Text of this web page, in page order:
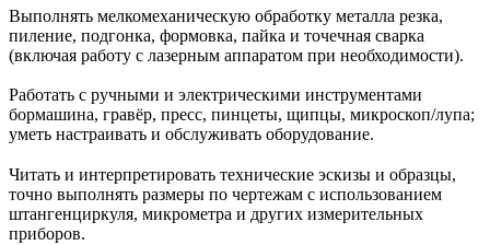
Выполнять мелкомеханическую обработку металла резка,
пиление, подгонка, формовка, пайка и точечная сварка
(включая работу с лазерным аппаратом при необходимости).
Работать с ручными и электрическими инструментами
бормашина, гравёр, пресс, пинцеты, щипцы, микроскоп/лупа;
уметь настраивать и обслуживать оборудование.
Читать и интерпретировать технические эскизы и образцы,
точно выполнять размеры по чертежам с использованием
штангенциркуля, микрометра и других измерительных
приборов.